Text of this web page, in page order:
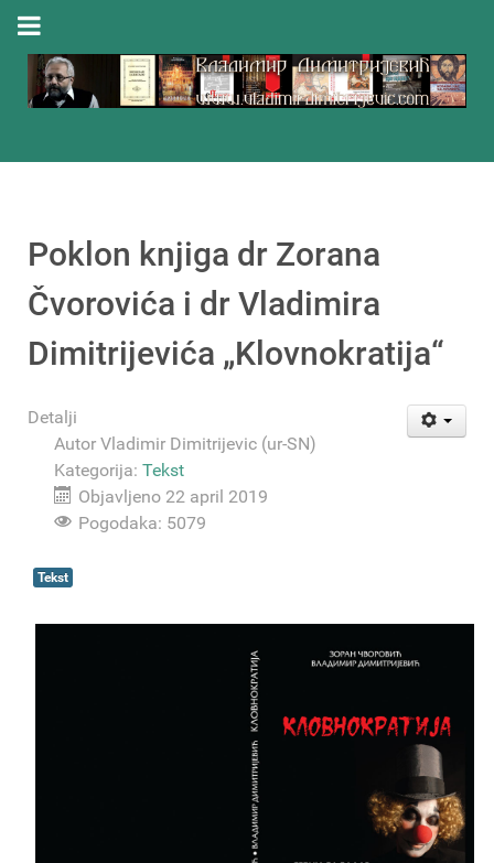
Poklon knjiga dr Zorana
Čvorovića i dr Vladimira
Dimitrijevića „Klovnokratija“
Detalji
Autor Vladimir Dimitrijevic (ur-SN)
Kategorija: Tekst
Objavljeno 22 april 2019
Pogodaka: 5079
Tekst